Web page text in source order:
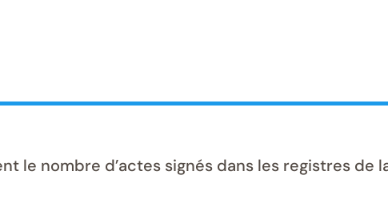
le nombre d’actes signés dans les registres de